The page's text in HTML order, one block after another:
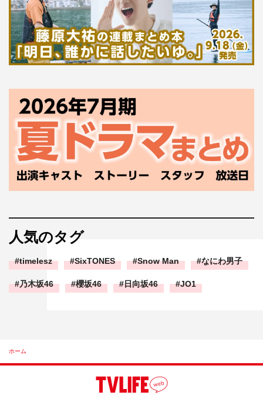
人気のタグ
timelesz SixTONES Snow Man なにわ男子
乃木坂46 櫻坂46 日向坂46 JO1
ホーム